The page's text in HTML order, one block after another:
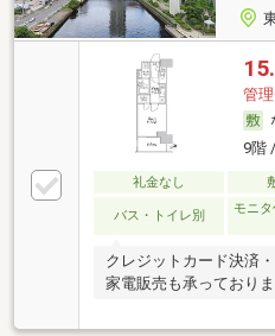
管
9階
礼金なし
バス・トイレ別
モニ
クレジットカード決済
家電販売も承っており